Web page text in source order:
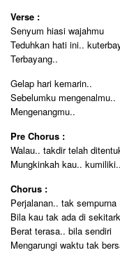
Verse :
Senyum hiasi wajahmu
Teduhkan hati ini..
Terbayang..
Gelap hari kemarin..
Sebelumku mengenalmu..
Mengenangmu..
Pre Chorus :
Walau.. takdir telah
Mungkinkah kau.. kumiliki..
Chorus :
Perjalanan.. tak sempurna
Bila kau tak ada di
Berat terasa.. bila sendiri
Mengarungi waktu tak